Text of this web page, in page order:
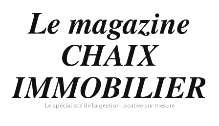
Le magazine
CHAIX
IMMOBILIER
Le spécialiste de la gestion locative sur mesure